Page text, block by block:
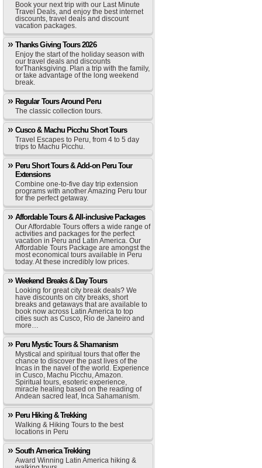
Book your next trip with our Last Minute
Travel Deals, and enjoy the best internet
discounts, travel deals and discount
vacation packages.
Thanks Giving Tours 2026
Enjoy the start of the holiday season with
our travel deals and discounts
forThanksgiving. Plan a trip with the family,
or take advantage of the long weekend
break.
Regular Tours Around Peru
The classic collection tours.
Cusco & Machu Picchu Short Tours
Travel Escapes to Peru, from 4 to 5 day
trips to Machu Picchu.
Peru Short Tours & Add-on Peru Tour
Extensions
Combine one-to-five day trip extension
programs with another Amazing Peru tour
for the perfect getaway.
Affordable Tours & All-inclusive Packages
Our Affordable Tours offers a wide range of
activities and packages for the perfect
vacation in Peru and Latin America. Our
Affordable Tours Package are amongst the
most economical tours available in Peru
today. At these incredibly low prices.
Weekend Breaks & Day Tours
Looking for great city break deals? We
have discounts on city breaks, short
breaks and getaways that are available to
book now across Latin America to top
cities such as Cusco, Rio de Janeiro and
more…
Peru Mystic Tours & Shamanism
Mystical and spiritual tours that offer the
chance to discover the past lives of the
Incas in the navel of the world. Experience
in Cusco, Machu Picchu, Amazon.
Spiritual tours, esoteric experience,
miracle healing based on the reading of
Andean sacred leaf, Inca Sahamanism.
Peru Hiking & Trekking
Walking & Hiking Tours to the best
locations in Peru
South America Trekking
Award Winning Latin America hiking &